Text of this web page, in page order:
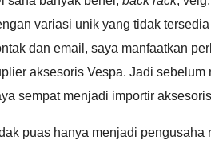
variasi unik yang tidak
dan email, saya manfaatkan
aksesoris Vespa. Jadi sebelum
sempat menjadi importir
puas hanya menjadi pengusaha